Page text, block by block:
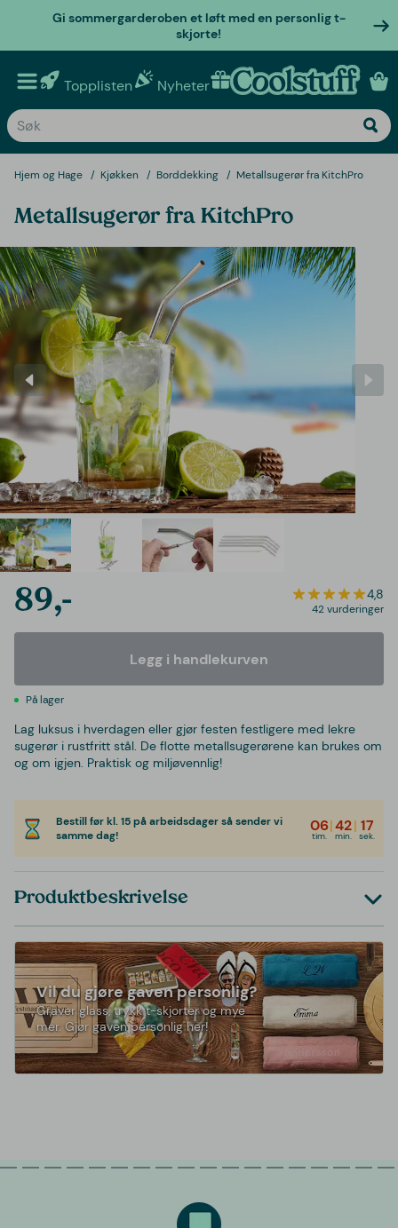
Gi sommergarderoben et løft med en personlig t-
skjorte!
Topplisten Nyheter Personlige gaver
Hjem og Hage Kjøkken Borddekking Metallsugerør fra KitchPro
Metallsugerør fra KitchPro
89,- 4,8
42 vurderinger
Legg i handlekurven
På lager
Lag luksus i hverdagen eller gjør festen festligere med lekre
sugerør i rustfritt stål. De flotte metallsugerørene kan brukes om
og om igjen. Praktisk og miljøvennlig!
Bestill før kl. 15 på arbeidsdager så sender vi
samme dag!
06
tim.
|42
min.
| 17
sek.
Produktbeskrivelse
Vil du gjøre gaven personlig?
Graver glass, trykk t-skjorter og mye
mer. Gjør gaven personlig her!